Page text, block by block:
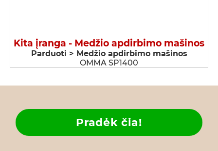
Kita įranga - Medžio apdirbimo mašinos
Parduoti > Medžio apdirbimo mašinos
OMMA SP1400
Pradėk čia!